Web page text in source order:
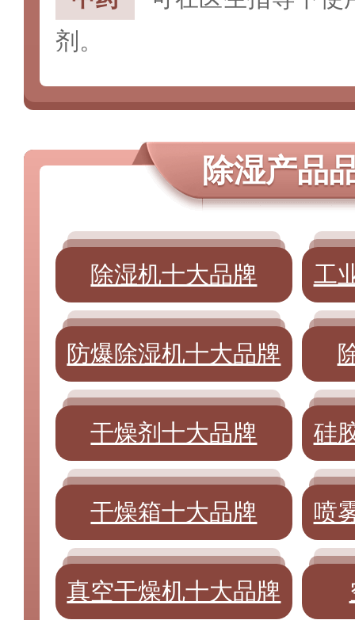
剂。
除湿产品
除湿机十大品牌 工
防爆除湿机十大品牌
干燥剂十大品牌 硅
干燥箱十大品牌 喷
真空干燥机十大品牌